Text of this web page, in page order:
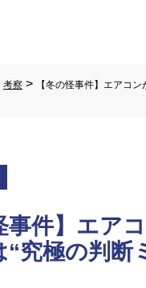
考察 >
【冬の怪事件】エアコ
事件】エア
“究極の判断